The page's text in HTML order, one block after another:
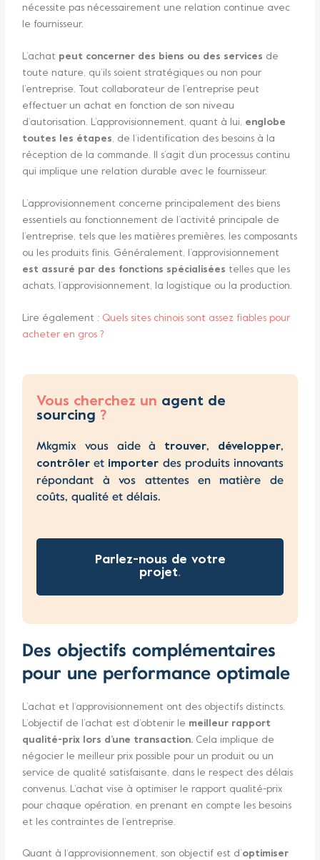
nécessite pas nécessairement une relation continue avec
le fournisseur.
L’achat peut concerner des biens ou des services de
toute nature, qu’ils soient stratégiques ou non pour
l’entreprise. Tout collaborateur de l’entreprise peut
effectuer un achat en fonction de son niveau
d’autorisation. L’approvisionnement, quant à lui, englobe
toutes les étapes, de l’identification des besoins à la
réception de la commande. Il s’agit d’un processus continu
qui implique une relation durable avec le fournisseur.
L’approvisionnement concerne principalement des biens
essentiels au fonctionnement de l’activité principale de
l’entreprise, tels que les matières premières, les composants
ou les produits finis. Généralement, l’approvisionnement
est assuré par des fonctions spécialisées telles que les
achats, l’approvisionnement, la logistique ou la production.
Lire également : Quels sites chinois sont assez fiables pour
acheter en gros ?
Vous cherchez un agent de
sourcing ?
Mkgmix vous aide à trouver, développer,
contrôler et importer des produits innovants
répondant à vos attentes en matière de
coûts, qualité et délais.
Parlez-nous de votre
projet.
Des objectifs complémentaires
pour une performance optimale
L’achat et l’approvisionnement ont des objectifs distincts.
L’objectif de l’achat est d’obtenir le meilleur rapport
qualité-prix lors d’une transaction. Cela implique de
négocier le meilleur prix possible pour un produit ou un
service de qualité satisfaisante, dans le respect des délais
convenus. L’achat vise à optimiser le rapport qualité-prix
pour chaque opération, en prenant en compte les besoins
et les contraintes de l’entreprise.
Quant à l’approvisionnement, son objectif est d’ optimiser